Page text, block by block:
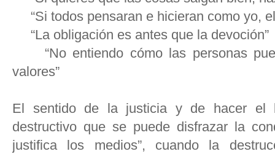
“Si todos pensaran e hicieran como yo,
“La obligación es antes que la devoción”
“No entiendo cómo las personas
valores”
El sentido de la justicia y de hacer el
destructivo que se puede disfrazar la
justifica los medios”, cuando la